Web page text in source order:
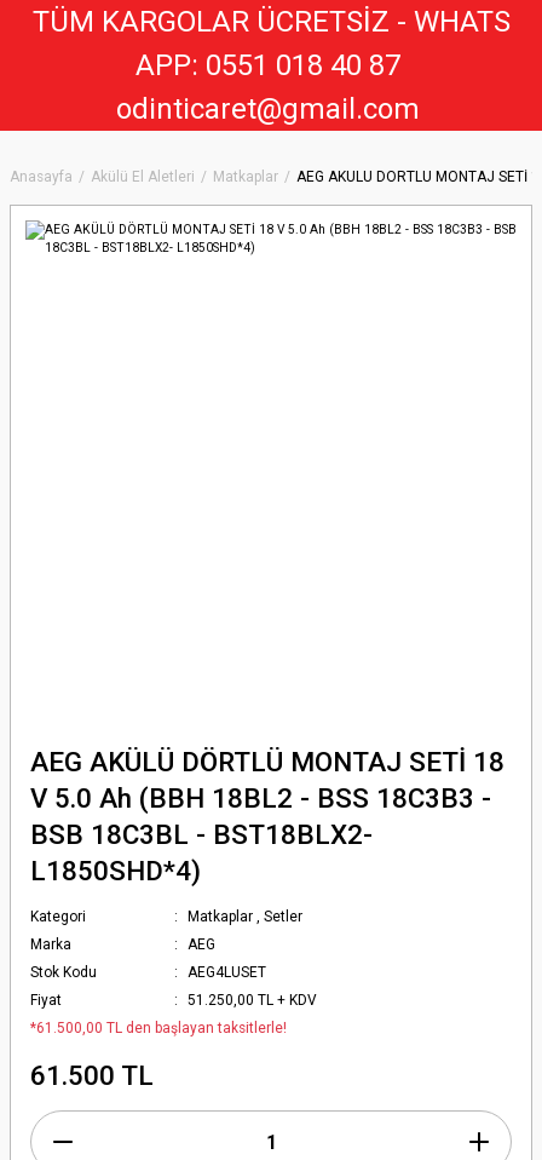
Anasayfa Akülü El Aletleri Matkaplar AEG AKÜLÜ DÖRTLÜ MONTAJ SETİ
AEG AKÜLÜ DÖRTLÜ MONTAJ SETİ 18
V 5.0 Ah (BBH 18BL2 - BSS 18C3B3 -
BSB 18C3BL - BST18BLX2-
L1850SHD*4)
Kategori Matkaplar ,Setler
Marka
AEG
Stok Kodu
AEG4LUSET
Fiyat
51.250,00 TL + KDV
*61.500,00 TL den başlayan taksitlerle!
61.500 TL
TÜM KARGOLAR ÜCRETSİZ - WHATS
APP: 0551 018 40 87
odinticaret@gmail.com